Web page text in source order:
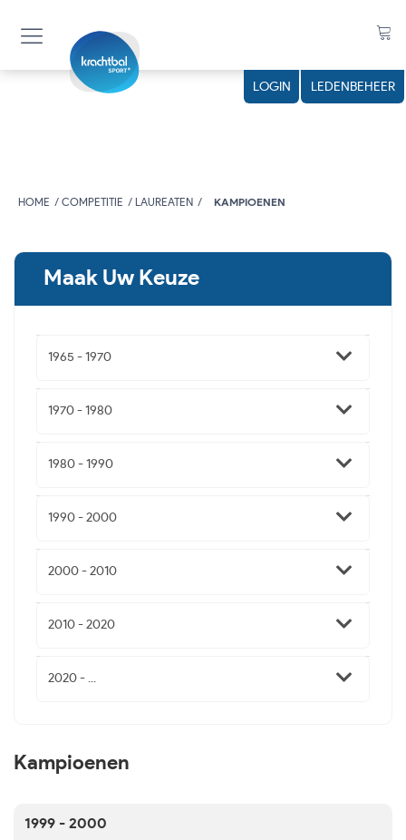
LOGIN LEDENBEHEER
HOME COMPETITIE LAUREATEN KAMPIOENEN
Maak Uw Keuze
1965 - 1970
1970 - 1980
1980 - 1990
1990 - 2000
2000 - 2010
2010 - 2020
2020 - ...
Kampioenen
1999 - 2000